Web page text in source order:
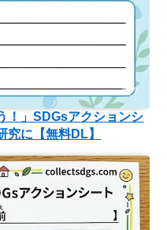
！」SDGsアクションシ
究に【無料DL】